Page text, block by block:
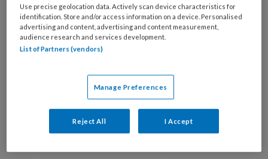
?
Bekijk hier onze abonnementen
Use precise geolocation data. Actively scan device characteristics for
identification. Store and/or access information on a device. Personalised
advertising and content, advertising and content measurement,
audience research and services development.
List of Partners (vendors)
Manage Preferences
Reject All I Accept